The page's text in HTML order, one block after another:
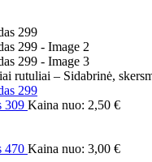
rutuliai – Sidabrinė,
309 Kaina nuo: 2,50 €
470 Kaina nuo: 3,00 €